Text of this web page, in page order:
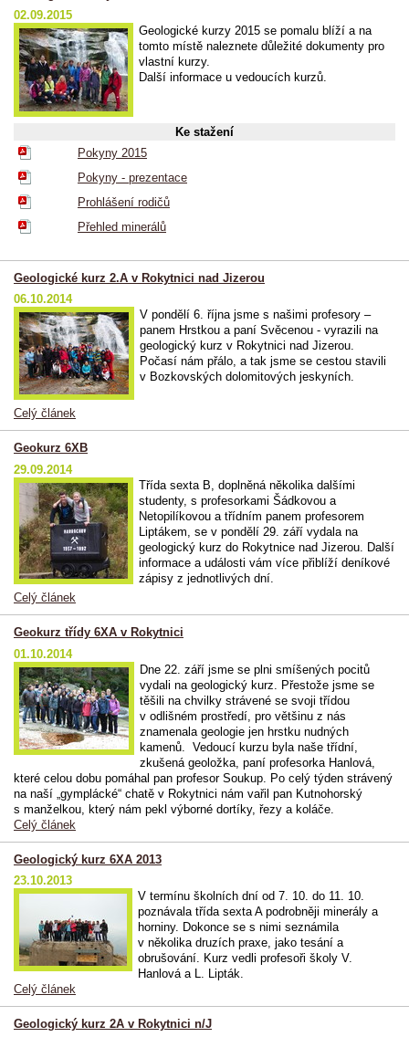
02.09.2015
Geologické kurzy 2015 se pomalu blíží a na
tomto místě naleznete důležité dokumenty pro
vlastní kurzy.
Další informace u vedoucích kurzů.
Ke stažení
Pokyny 2015
Pokyny - prezentace
Prohlášení rodičů
Přehled minerálů
Geologické kurz 2.A v Rokytnici nad Jizerou
06.10.2014
V pondělí 6. října jsme s našimi profesory –
panem Hrstkou a paní Svěcenou - vyrazili na
geologický kurz v Rokytnici nad Jizerou.
Počasí nám přálo, a tak jsme se cestou stavili
v Bozkovských dolomitových jeskyních.
Celý článek
Geokurz 6XB
29.09.2014
Třída sexta B, doplněná několika dalšími
studenty, s profesorkami Šádkovou a
Netopilíkovou a třídním panem profesorem
Liptákem, se v pondělí 29. září vydala na
geologický kurz do Rokytnice nad Jizerou. Další
informace a události vám více přiblíží deníkové
zápisy z jednotlivých dní.
Celý článek
Geokurz třídy 6XA v Rokytnici
01.10.2014
Dne 22. září jsme se plni smíšených pocitů
vydali na geologický kurz. Přestože jsme se
těšili na chvilky strávené se svoji třídou
v odlišném prostředí, pro většinu z nás
znamenala geologie jen hrstku nudných
kamenů. Vedoucí kurzu byla naše třídní,
zkušená geoložka, paní profesorka Hanlová,
které celou dobu pomáhal pan profesor Soukup. Po celý týden strávený
na naší „gymplácké“ chatě v Rokytnici nám vařil pan Kutnohorský
s manželkou, který nám pekl výborné dortíky, řezy a koláče.
Celý článek
Geologický kurz 6XA 2013
23.10.2013
V termínu školních dní od 7. 10. do 11. 10.
poznávala třída sexta A podrobněji minerály a
horniny. Dokonce se s nimi seznámila
v několika druzích praxe, jako tesání a
obrušování. Kurz vedli profesoři školy V.
Hanlová a L. Lipták.
Celý článek
Geologický kurz 2A v Rokytnici n/J